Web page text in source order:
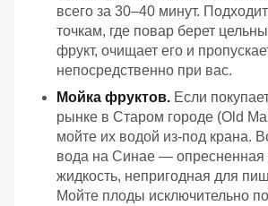
всего за 30–40 минут.
точкам, где повар берет
фрукт, очищает его и
непосредственно при вас.
Мойка фруктов. Если
рынке в Старом городе (Old
мойте их водой из-под крана.
вода на Синае — опресненная
жидкость, непригодная для
Мойте плоды исключительно